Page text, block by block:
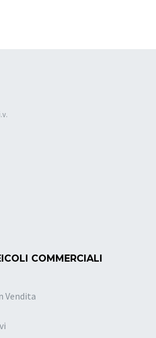
COMMERCIALI
Vendita